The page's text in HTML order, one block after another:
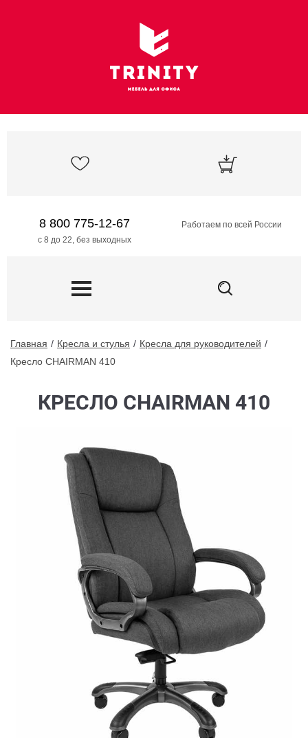
8 800 775-12-67
с 8 до 22, без выходных
Работаем по всей России
Главная Кресла и стулья
Кресла для руководителей
Кресло CHAIRMAN 410
КРЕСЛО CHAIRMAN 410